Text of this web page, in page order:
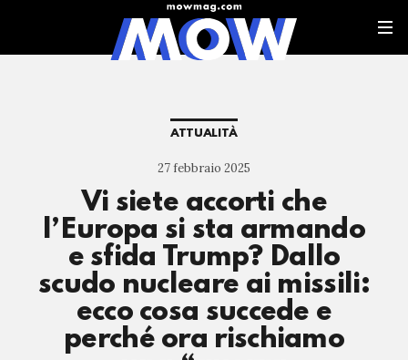
ATTUALITÀ
27 febbraio 2025
Vi siete accorti che
l’Europa si sta armando
e sfida Trump? Dallo
scudo nucleare ai missili:
ecco cosa succede e
perché ora rischiamo